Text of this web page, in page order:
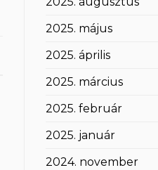
2025. május
2025. április
2025. március
2025. február
2025. január
2024. november